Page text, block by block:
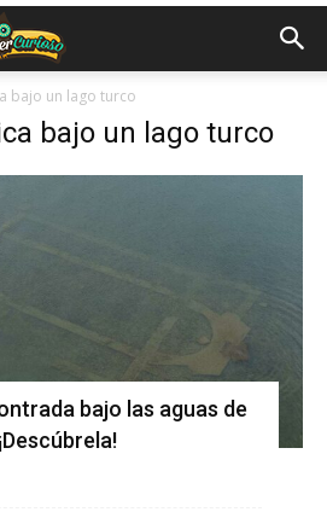
bajo un lago turco
bajo un lago turco
bajo las aguas de